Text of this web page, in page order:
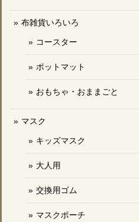
布雑貨いろいろ
コースター
ポットマット
おもちゃ・おままごと
マスク
キッズマスク
大人用
交換用ゴム
マスクポーチ